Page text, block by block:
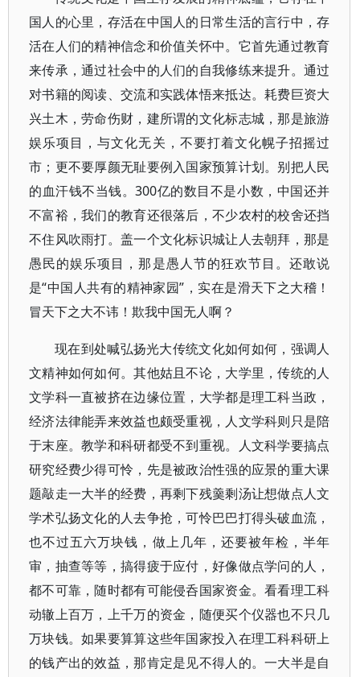
国人的心里，存活在中国人的日常生活的言行中，存
活在人们的精神信念和价值关怀中。它首先通过教育
来传承，通过社会中的人们的自我修练来提升。通过
对书籍的阅读、交流和实践体悟来抵达。耗费巨资大
兴土木，劳命伤财，建所谓的文化标志城，那是旅游
娱乐项目，与文化无关，不要打着文化幌子招摇过
市；更不要厚颜无耻要例入国家预算计划。别把人民
的血汗钱不当钱。300亿的数目不是小数，中国还并
不富裕，我们的教育还很落后，不少农村的校舍还挡
不住风吹雨打。盖一个文化标识城让人去朝拜，那是
愚民的娱乐项目，那是愚人节的狂欢节目。还敢说
是“中国人共有的精神家园”，实在是滑天下之大稽！
冒天下之大不讳！欺我中国无人啊？
现在到处喊弘扬光大传统文化如何如何，强调人
文精神如何如何。其他姑且不论，大学里，传统的人
文学科一直被挤在边缘位置，大学都是理工科当政，
经济法律能弄来效益也颇受重视，人文学科则只是陪
于末座。教学和科研都受不到重视。人文科学要搞点
研究经费少得可怜，先是被政治性强的应景的重大课
题敲走一大半的经费，再剩下残羹剩汤让想做点人文
学术弘扬文化的人去争抢，可怜巴巴打得头破血流，
也不过五六万块钱，做上几年，还要被年检，半年
审，抽查等等，搞得疲于应付，好像做点学问的人，
都不可靠，随时都有可能侵呑国家资金。看看理工科
动辙上百万，上千万的资金，随便买个仪器也不只几
万块钱。如果要算算这些年国家投入在理工科科研上
的钱产出的效益，那肯定是见不得人的。一大半是自